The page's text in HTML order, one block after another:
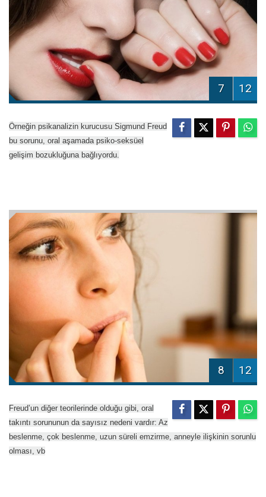
7 12
Örneğin psikanalizin kurucusu Sigmund Freud
bu sorunu, oral aşamada psiko-seksüel
gelişim bozukluğuna bağlıyordu.
8 12
Freud’un diğer teorilerinde olduğu gibi, oral
takıntı sorununun da sayısız nedeni vardır: Az
beslenme, çok beslenme, uzun süreli emzirme, anneyle ilişkinin sorunlu
olması, vb